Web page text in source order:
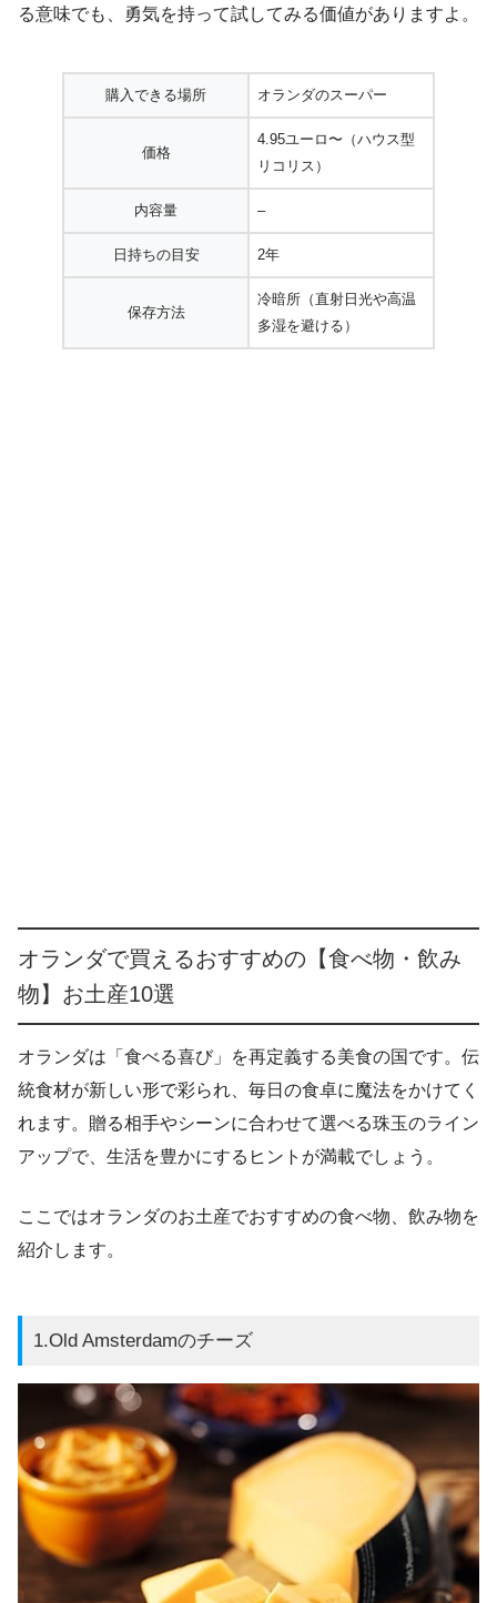
る意味でも、勇気を持って試してみる価値がありますよ。
購入できる場所 オランダのスーパー
価格
4.95ユーロ〜（ハウス型
リコリス）
内容量 –
日持ちの目安 2年
保存方法
冷暗所（直射日光や高温
多湿を避ける）
オランダで買えるおすすめの【食べ物・飲み
物】お土産10選
オランダは「食べる喜び」を再定義する美食の国です。伝
統食材が新しい形で彩られ、毎日の食卓に魔法をかけてく
れます。贈る相手やシーンに合わせて選べる珠玉のライン
アップで、生活を豊かにするヒントが満載でしょう。
ここではオランダのお土産でおすすめの食べ物、飲み物を
紹介します。
1.Old Amsterdamのチーズ